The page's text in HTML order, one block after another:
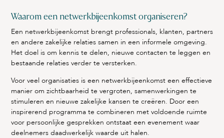
Waarom een netwerkbijeenkomst organiseren?
Een netwerkbijeenkomst brengt professionals, klanten, partners
en andere zakelijke relaties samen in een informele omgeving.
Het doel is om kennis te delen, nieuwe contacten te leggen en
bestaande relaties verder te versterken.
Voor veel organisaties is een netwerkbijeenkomst een effectieve
manier om zichtbaarheid te vergroten, samenwerkingen te
stimuleren en nieuwe zakelijke kansen te creëren. Door een
inspirerend programma te combineren met voldoende ruimte
voor persoonlijke gesprekken ontstaat een evenement waar
deelnemers daadwerkelijk waarde uit halen.